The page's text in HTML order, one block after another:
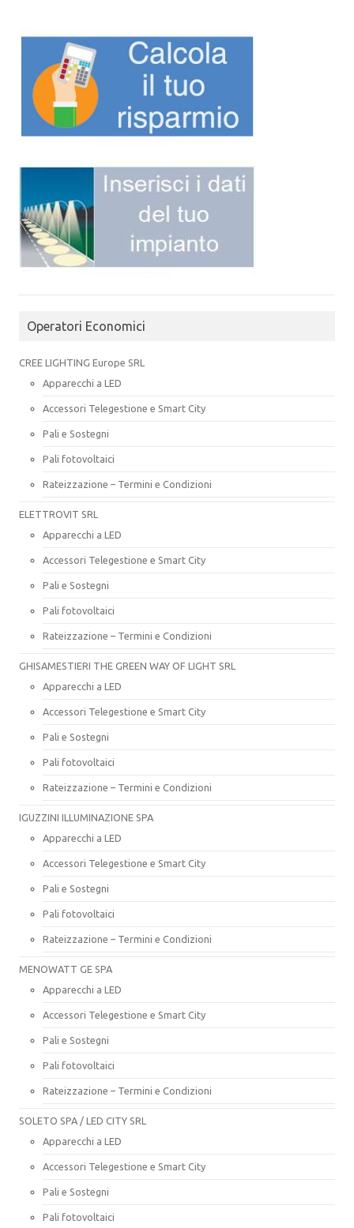
Operatori Economici
CREE LIGHTING Europe SRL
Apparecchi a LED
Accessori Telegestione e Smart City
Pali e Sostegni
Pali fotovoltaici
Rateizzazione – Termini e Condizioni
ELETTROVIT SRL
Apparecchi a LED
Accessori Telegestione e Smart City
Pali e Sostegni
Pali fotovoltaici
Rateizzazione – Termini e Condizioni
GHISAMESTIERI THE GREEN WAY OF LIGHT SRL
Apparecchi a LED
Accessori Telegestione e Smart City
Pali e Sostegni
Pali fotovoltaici
Rateizzazione – Termini e Condizioni
IGUZZINI ILLUMINAZIONE SPA
Apparecchi a LED
Accessori Telegestione e Smart City
Pali e Sostegni
Pali fotovoltaici
Rateizzazione – Termini e Condizioni
MENOWATT GE SPA
Apparecchi a LED
Accessori Telegestione e Smart City
Pali e Sostegni
Pali fotovoltaici
Rateizzazione – Termini e Condizioni
SOLETO SPA / LED CITY SRL
Apparecchi a LED
Accessori Telegestione e Smart City
Pali e Sostegni
Pali fotovoltaici